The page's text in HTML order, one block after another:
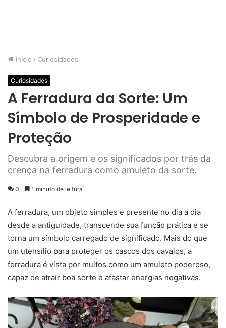
Início / Curiosidades
Curiosidades
A Ferradura da Sorte: Um
Símbolo de Prosperidade e
Proteção
Descubra a origem e os significados por trás da
crença na ferradura como amuleto da sorte.
0 1 minuto de leitura
A ferradura, um objeto simples e presente no dia a dia
desde a antiguidade, transcende sua função prática e se
torna um símbolo carregado de significado. Mais do que
um utensílio para proteger os cascos dos cavalos, a
ferradura é vista por muitos como um amuleto poderoso,
capaz de atrair boa sorte e afastar energias negativas.